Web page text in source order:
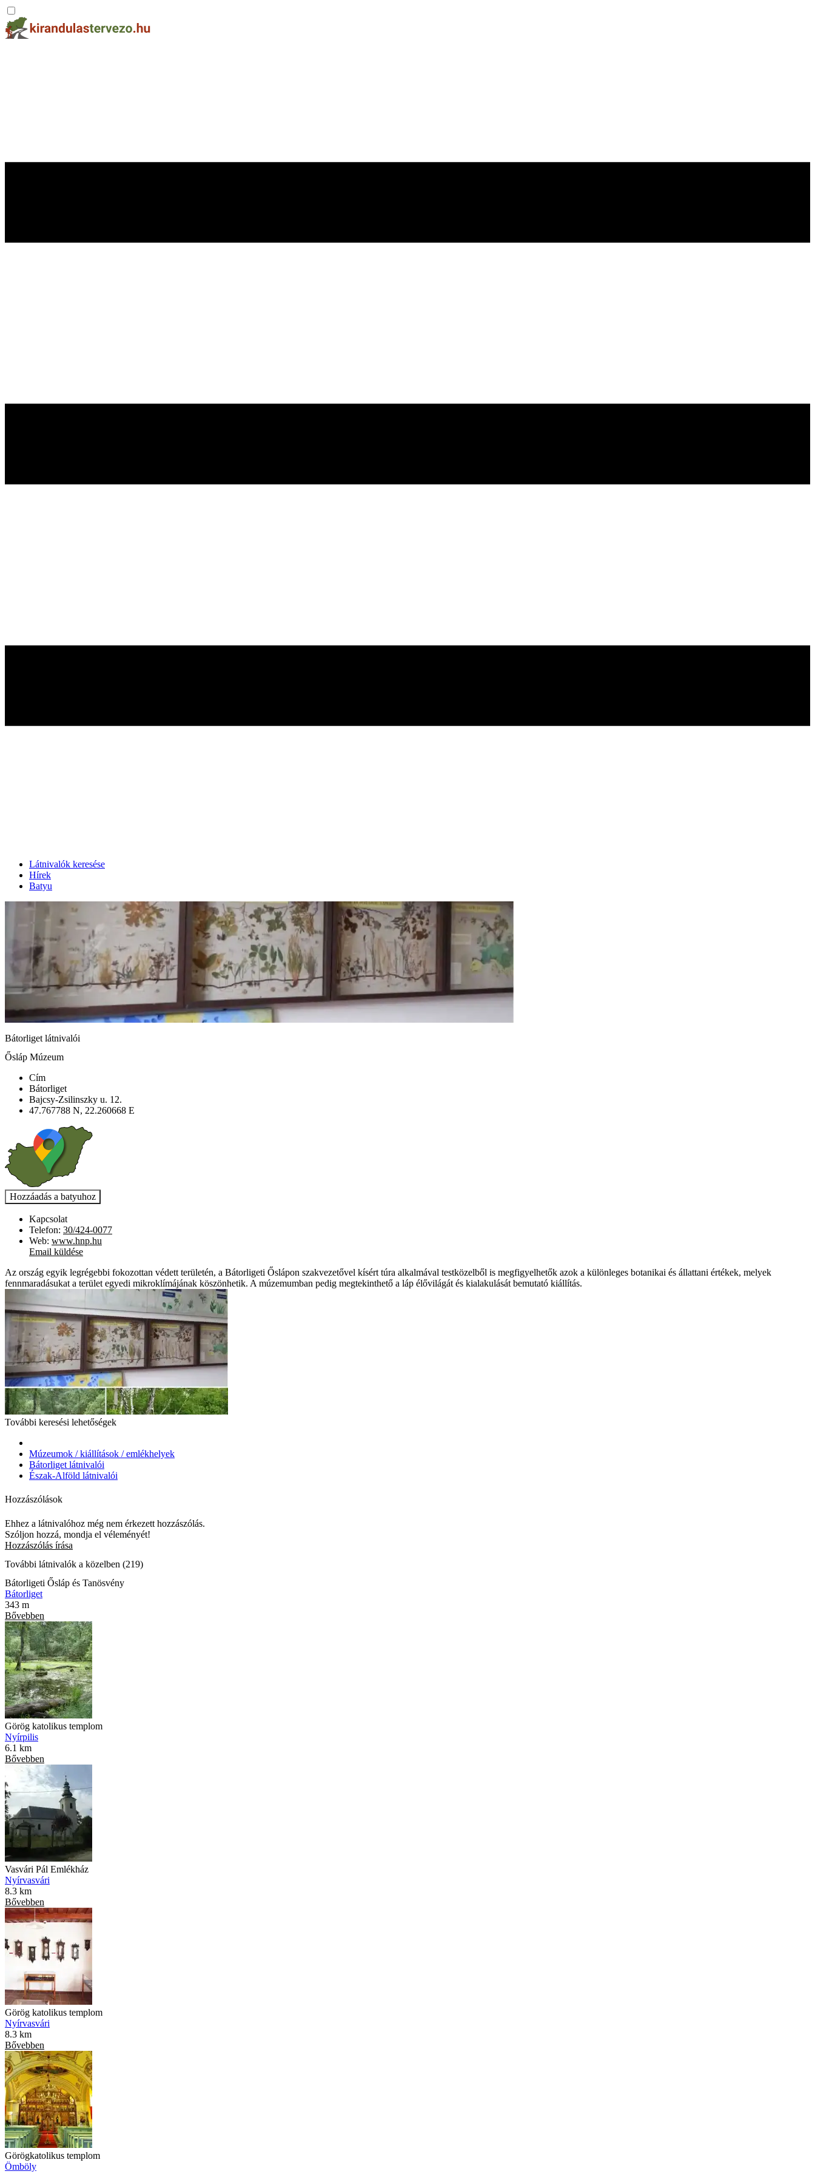
Látnivalók keresése
Hírek
Batyu
Bátorliget látnivalói
Ősláp Múzeum
Cím
Bátorliget
Bajcsy-Zsilinszky u. 12.
47.767788 N, 22.260668 E
Kapcsolat
Telefon: 30/424-0077
Web: www.hnp.hu
Email küldése
Az ország egyik legrégebbi fokozottan védett területén, a Bátorligeti Őslápon szakvezetővel kísért túra alkalmával testközelből is megfigyelhetők azok a különleges botanikai és állattani értékek, melyek
fennmaradásukat a terület egyedi mikroklímájának köszönhetik. A múzemumban pedig megtekinthető a láp élővilágát és kialakulását bemutató kiállítás.
További keresési lehetőségek
Múzeumok / kiállítások / emlékhelyek
Bátorliget látnivalói
Észak-Alföld látnivalói
Hozzászólások
Ehhez a látnivalóhoz még nem érkezett hozzászólás.
Szóljon hozzá, mondja el véleményét!
Hozzászólás írása
További látnivalók a közelben (219)
Bátorligeti Ősláp és Tanösvény
Bátorliget
343 m
Bővebben
Görög katolikus templom
Nyírpilis
6.1 km
Bővebben
Vasvári Pál Emlékház
Nyírvasvári
8.3 km
Bővebben
Görög katolikus templom
Nyírvasvári
8.3 km
Bővebben
Görögkatolikus templom
Ömböly